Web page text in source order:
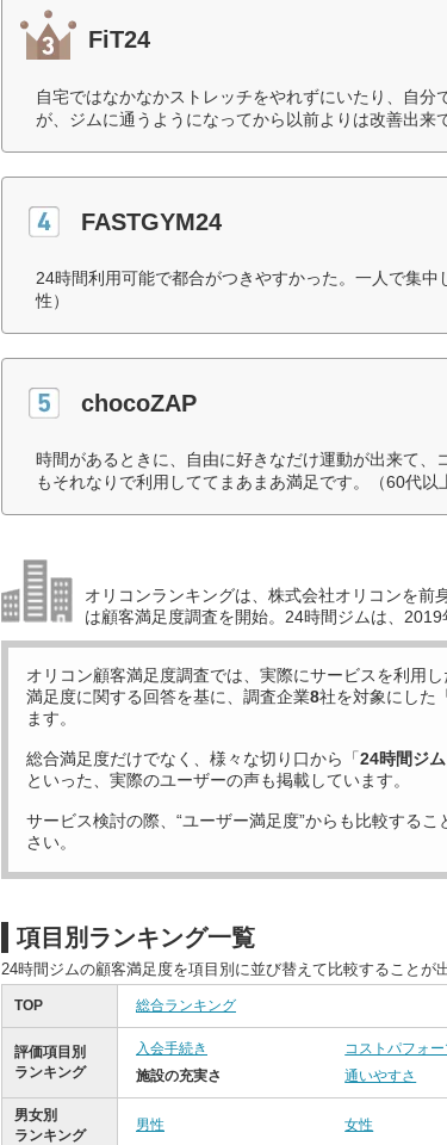
FiT24
自宅ではなかなかストレッチをやれずにいたり、自分
が、ジムに通うようになってから以前よりは改善出来
FASTGYM24
24時間利用可能で都合がつきやすかった。一人で集
性）
chocoZAP
時間があるときに、自由に好きなだけ運動が出来て、
もそれなりで利用しててまあまあ満足です。（60代以
オリコンランキングは、株式会社オリコンを前
は顧客満足度調査を開始。24時間ジムは、2019
オリコン顧客満足度調査では、実際にサービスを利用し
満足度に関する回答を基に、調査企業8社を対象にした
ます。
総合満足度だけでなく、様々な切り口から「24時間ジム
といった、実際のユーザーの声も掲載しています。
サービス検討の際、“ユーザー満足度”からも比較するこ
さい。
項目別ランキング一覧
24時間ジムの顧客満足度を項目別に並び替えて比較することが
TOP 総合ランキング
評価項目別
ランキング
入会手続き コストパフォ
施設の充実さ
通いやすさ
男女別
ランキング
男性 女性